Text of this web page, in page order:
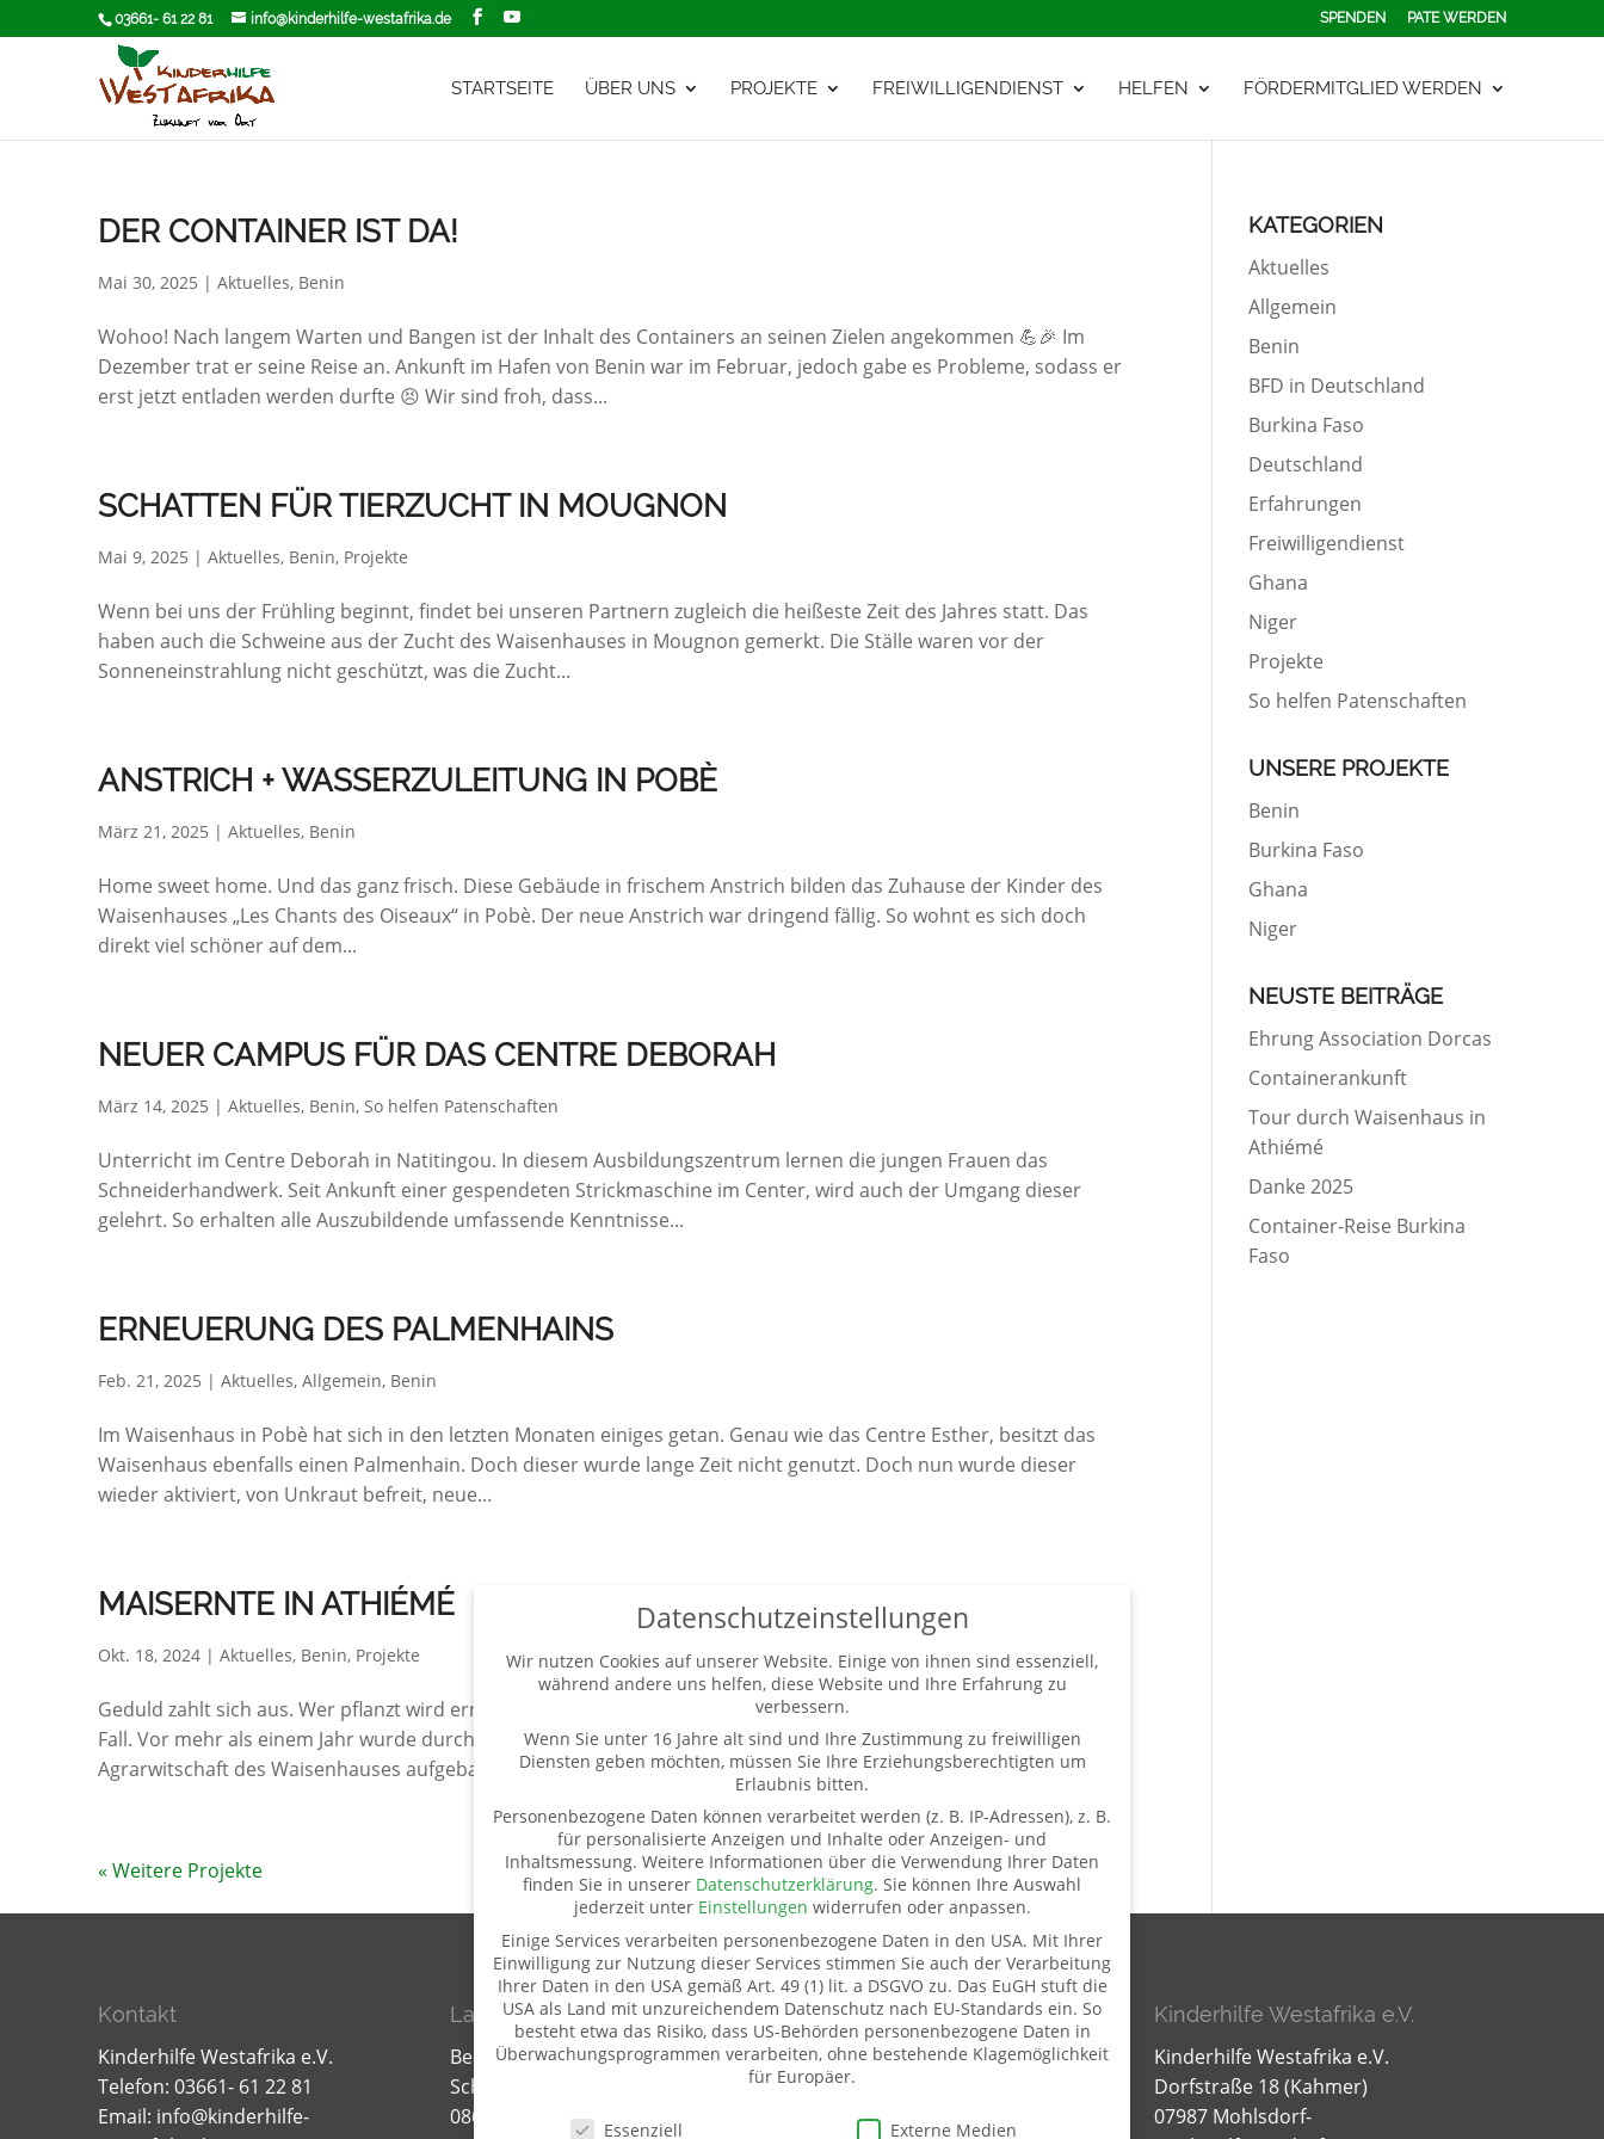
03661- 61 22 81 info@kinderhilfe-westafrika.de SPENDEN PATE WERDEN
STARTSEITE ÜBER UNS PROJEKTE FREIWILLIGENDIENST HELFEN FÖRDERMITGLIED WERDEN
DER CONTAINER IST DA!
Mai 30, 2025 | Aktuelles, Benin
Wohoo! Nach langem Warten und Bangen ist der Inhalt des Containers an seinen Zielen angekommen 💪🎉 Im
Dezember trat er seine Reise an. Ankunft im Hafen von Benin war im Februar, jedoch gabe es Probleme, sodass er
erst jetzt entladen werden durfte 😣 Wir sind froh, dass...
SCHATTEN FÜR TIERZUCHT IN MOUGNON
Mai 9, 2025 | Aktuelles, Benin, Projekte
Wenn bei uns der Frühling beginnt, findet bei unseren Partnern zugleich die heißeste Zeit des Jahres statt. Das
haben auch die Schweine aus der Zucht des Waisenhauses in Mougnon gemerkt. Die Ställe waren vor der
Sonneneinstrahlung nicht geschützt, was die Zucht...
ANSTRICH + WASSERZULEITUNG IN POBÈ
März 21, 2025 | Aktuelles, Benin
Home sweet home. Und das ganz frisch. Diese Gebäude in frischem Anstrich bilden das Zuhause der Kinder des
Waisenhauses „Les Chants des Oiseaux“ in Pobè. Der neue Anstrich war dringend fällig. So wohnt es sich doch
direkt viel schöner auf dem...
NEUER CAMPUS FÜR DAS CENTRE DEBORAH
März 14, 2025 | Aktuelles, Benin, So helfen Patenschaften
Unterricht im Centre Deborah in Natitingou. In diesem Ausbildungszentrum lernen die jungen Frauen das
Schneiderhandwerk. Seit Ankunft einer gespendeten Strickmaschine im Center, wird auch der Umgang dieser
gelehrt. So erhalten alle Auszubildende umfassende Kenntnisse...
ERNEUERUNG DES PALMENHAINS
Feb. 21, 2025 | Aktuelles, Allgemein, Benin
Im Waisenhaus in Pobè hat sich in den letzten Monaten einiges getan. Genau wie das Centre Esther, besitzt das
Waisenhaus ebenfalls einen Palmenhain. Doch dieser wurde lange Zeit nicht genutzt. Doch nun wurde dieser
wieder aktiviert, von Unkraut befreit, neue...
MAISERNTE IN ATHIÉMÉ
Okt. 18, 2024 | Aktuelles, Benin, Projekte
Geduld zahlt sich aus. Wer pflanzt wird ernten 🌱 Genau das ist jetzt im Waisenhaus „La Maison de la Joie“ der
Fall. Vor mehr als einem Jahr wurde durch eine Anschubfinanzierung das Bewässerungssystem für die
Agrarwitschaft des Waisenhauses aufgebaut. Im Frühjahr wurde...
KATEGORIEN
Aktuelles
Allgemein
Benin
BFD in Deutschland
Burkina Faso
Deutschland
Erfahrungen
Freiwilligendienst
Ghana
Niger
Projekte
So helfen Patenschaften
UNSERE PROJEKTE
Benin
Burkina Faso
Ghana
Niger
NEUSTE BEITRÄGE
Ehrung Association Dorcas
Containerankunft
Tour durch Waisenhaus in
Athiémé
Danke 2025
Container-Reise Burkina
Faso
Kontakt
Kinderhilfe Westafrika e.V.
Telefon: 03661- 61 22 81
Email: info@kinderhilfe-
Lager für Sachspenden
Bernd Weißbach
Schillerstr. 20
08606 Oelsnitz
Weitere Informationen
Kontakt
Impressum
Datenschutz
Kinderhilfe Westafrika e.V.
Kinderhilfe Westafrika e.V.
Dorfstraße 18 (Kahmer)
07987 Mohlsdorf-
Datenschutzeinstellungen
Wir nutzen Cookies auf unserer Website. Einige von ihnen sind essenziell,
während andere uns helfen, diese Website und Ihre Erfahrung zu
verbessern.
Wenn Sie unter 16 Jahre alt sind und Ihre Zustimmung zu freiwilligen
Diensten geben möchten, müssen Sie Ihre Erziehungsberechtigten um
Erlaubnis bitten.
Personenbezogene Daten können verarbeitet werden (z. B. IP-Adressen), z. B.
für personalisierte Anzeigen und Inhalte oder Anzeigen- und
Inhaltsmessung. Weitere Informationen über die Verwendung Ihrer Daten
finden Sie in unserer Datenschutzerklärung. Sie können Ihre Auswahl
jederzeit unter Einstellungen widerrufen oder anpassen.
Einige Services verarbeiten personenbezogene Daten in den USA. Mit Ihrer
Einwilligung zur Nutzung dieser Services stimmen Sie auch der Verarbeitung
Ihrer Daten in den USA gemäß Art. 49 (1) lit. a DSGVO zu. Das EuGH stuft die
USA als Land mit unzureichendem Datenschutz nach EU-Standards ein. So
besteht etwa das Risiko, dass US-Behörden personenbezogene Daten in
Überwachungsprogrammen verarbeiten, ohne bestehende Klagemöglichkeit
für Europäer.
Datenschutzeinstellungen
Essenziell Externe Medien